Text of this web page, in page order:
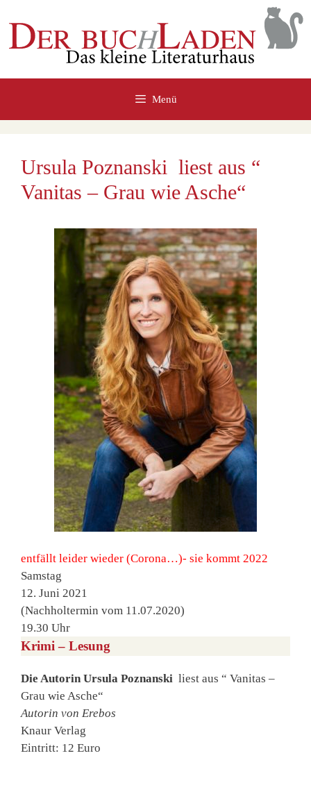
Inhalt
springen
Menü
Ursula Poznanski liest aus “
Vanitas – Grau wie Asche“
entfällt leider wieder (Corona…)- sie kommt 2022
Samstag
12. Juni 2021
(Nachholtermin vom 11.07.2020)
19.30 Uhr
Krimi – Lesung
Die Autorin Ursula Poznanski liest aus “ Vanitas –
Grau wie Asche“
Autorin von Erebos
Knaur Verlag
Eintritt: 12 Euro